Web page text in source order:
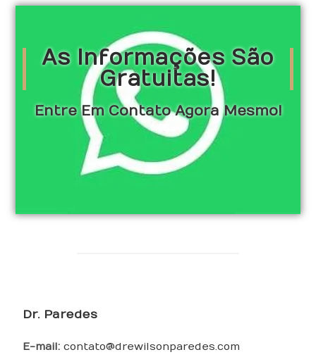
As Informações São
Gratuitas!
Entre Em Contato Agora Mesmo!
Dr. Paredes
E-mail: contato@drewilsonparedes.com